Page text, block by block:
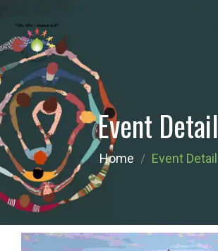
Event Detail
Home Event Detail